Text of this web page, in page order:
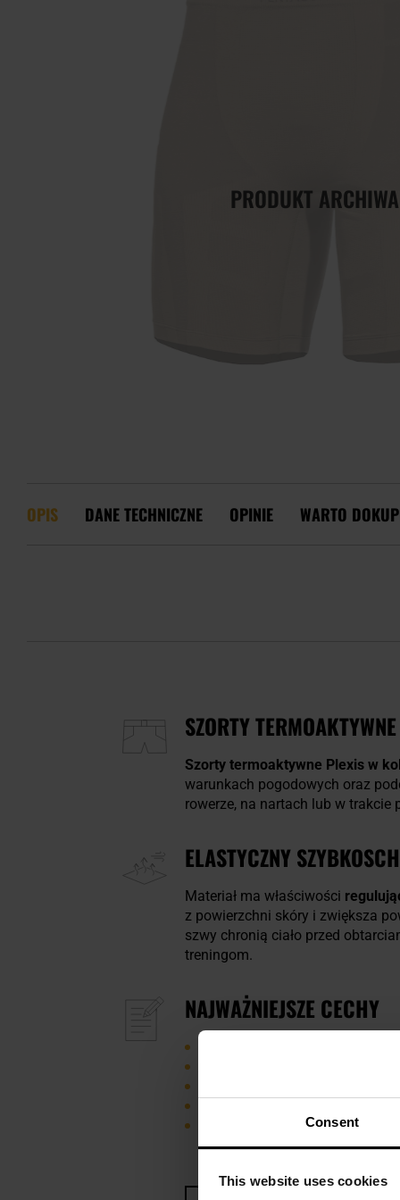
Consent
This website uses cookies
PRODUKT
OPIS DANE TECHNICZNE OPINIE WARTO
SZORTY
Szorty termoaktywne Plexis w
warunkach pogodowych oraz
rowerze, na nartach lub w trakcie
ELASTYCZNY
Materiał ma właściwości
z powierzchni skóry i zwiększa
szwy chronią ciało przed
treningom.
NAJWAŻNIEJSZE CECHY
dobra regulacja temperatury